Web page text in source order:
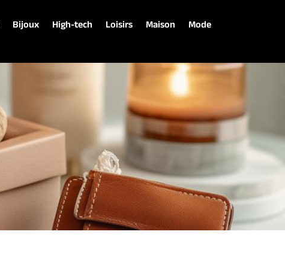
Bijoux High-tech Loisirs Maison Mode